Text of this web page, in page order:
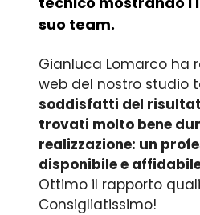
suo team.
Gianluca Lomarco ha
web del nostro studio
soddisfatti del
trovati molto bene
realizzazione: un
disponibile e
Ottimo il rapporto
Consigliatissimo!